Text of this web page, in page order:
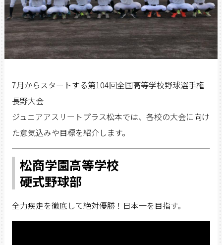
7月からスタートする第104回全国高等学校野球選手権
長野大会
ジュニアアスリートプラス松本では、各校の大会に向け
た意気込みや目標を紹介します。
松商学園高等学校
硬式野球部
全力疾走を徹底して絶対優勝！日本一を目指す。